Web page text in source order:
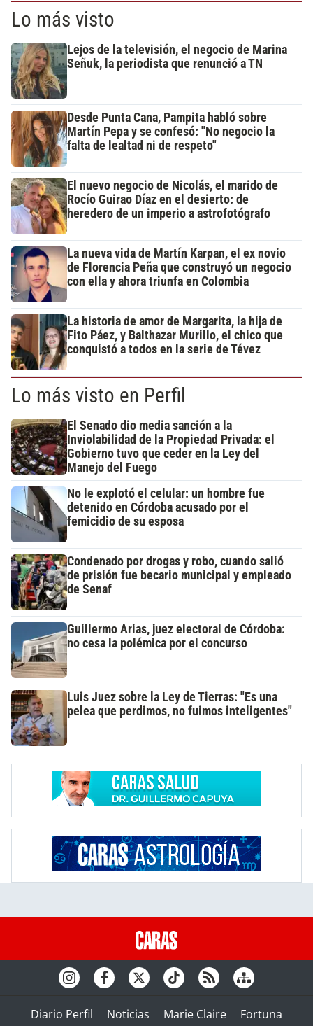
Lo más visto
Lejos de la televisión, el negocio de Marina
Señuk, la periodista que renunció a TN
Desde Punta Cana, Pampita habló sobre
Martín Pepa y se confesó: "No negocio la
falta de lealtad ni de respeto"
El nuevo negocio de Nicolás, el marido de
Rocío Guirao Díaz en el desierto: de
heredero de un imperio a astrofotógrafo
La nueva vida de Martín Karpan, el ex novio
de Florencia Peña que construyó un negocio
con ella y ahora triunfa en Colombia
La historia de amor de Margarita, la hija de
Fito Páez, y Balthazar Murillo, el chico que
conquistó a todos en la serie de Tévez
Lo más visto en Perfil
El Senado dio media sanción a la
Inviolabilidad de la Propiedad Privada: el
Gobierno tuvo que ceder en la Ley del
Manejo del Fuego
No le explotó el celular: un hombre fue
detenido en Córdoba acusado por el
femicidio de su esposa
Condenado por drogas y robo, cuando salió
de prisión fue becario municipal y empleado
de Senaf
Guillermo Arias, juez electoral de Córdoba:
no cesa la polémica por el concurso
Luis Juez sobre la Ley de Tierras: "Es una
pelea que perdimos, no fuimos inteligentes"
Diario Perfil Noticias Marie Claire Fortuna